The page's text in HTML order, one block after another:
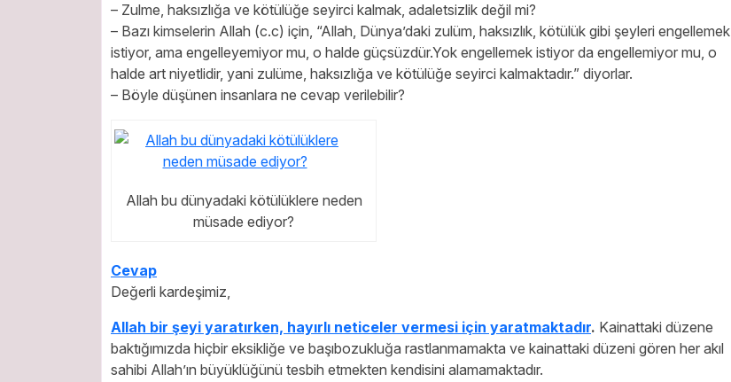
– Zulme, haksızlığa ve kötülüğe seyirci kalmak, adaletsizlik değil mi?
– Bazı kimselerin Allah (c.c) için, “Allah, Dünya’daki zulüm, haksızlık, kötülük gibi şeyleri engellemek
istiyor, ama engelleyemiyor mu, o halde güçsüzdür.Yok engellemek istiyor da engellemiyor mu, o
halde art niyetlidir, yani zulüme, haksızlığa ve kötülüğe seyirci kalmaktadır.” diyorlar.
– Böyle düşünen insanlara ne cevap verilebilir?
Allah bu dünyadaki kötülüklere neden
müsade ediyor?
Cevap
Değerli kardeşimiz,
Allah bir şeyi yaratırken, hayırlı neticeler vermesi için yaratmaktadır. Kainattaki düzene
baktığımızda hiçbir eksikliğe ve başıbozukluğa rastlanmamakta ve kainattaki düzeni gören her akıl
sahibi Allah’ın büyüklüğünü tesbih etmekten kendisini alamamaktadır.